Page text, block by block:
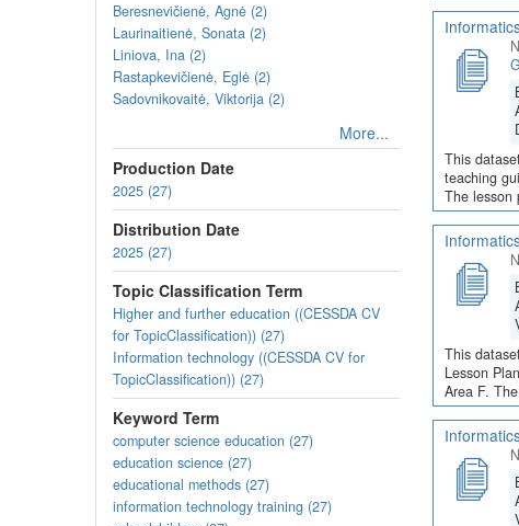
Beresnevičienė, Agnė (2)
Laurinaitienė, Sonata (2)
Liniova, Ina (2)
Rastapkevičienė, Eglė (2)
Sadovnikovaitė, Viktorija (2)
More...
Production Date
2025 (27)
Distribution Date
2025 (27)
Topic Classification Term
Higher and further education ((CESSDA CV
for TopicClassification)) (27)
Information technology ((CESSDA CV for
TopicClassification)) (27)
Keyword Term
computer science education (27)
education science (27)
educational methods (27)
information technology training (27)
This
teaching
The lesson
This
Lesson
Area F.